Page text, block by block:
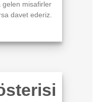
gelen misafirler
davet ederiz.